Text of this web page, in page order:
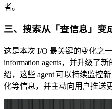
者。
三、搜索从「查信息」变
这是本次 I/O 最关键的变化之
information agents，并升级了
绍，这些 agent 可以持续监控
化等信息，并主动向用户推送更